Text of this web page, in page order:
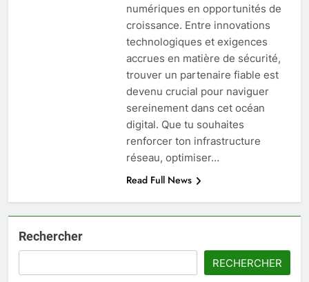
numériques en opportunités de
croissance. Entre innovations
technologiques et exigences
accrues en matière de sécurité,
trouver un partenaire fiable est
devenu crucial pour naviguer
sereinement dans cet océan
digital. Que tu souhaites
renforcer ton infrastructure
réseau, optimiser…
Read Full News
Rechercher
RECHERCHER